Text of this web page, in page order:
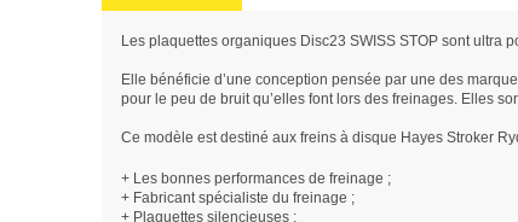
Les plaquettes organiques Disc23 SWISS STOP sont ultra
Elle bénéficie d’une conception pensée par une des
pour le peu de bruit qu’elles font lors des freinages. Elles
Ce modèle est destiné aux freins à disque Hayes Stroker
+ Les bonnes performances de freinage ;
+ Fabricant spécialiste du freinage ;
+ Plaquettes silencieuses ;